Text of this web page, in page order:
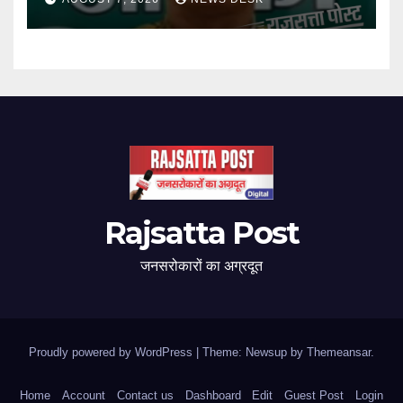
Rajsatta Post
जनसरोकारों का अग्रदूत
Proudly powered by WordPress Theme: Newsup by Themeansar.
Home Account Contact us Dashboard Edit Guest Post Login